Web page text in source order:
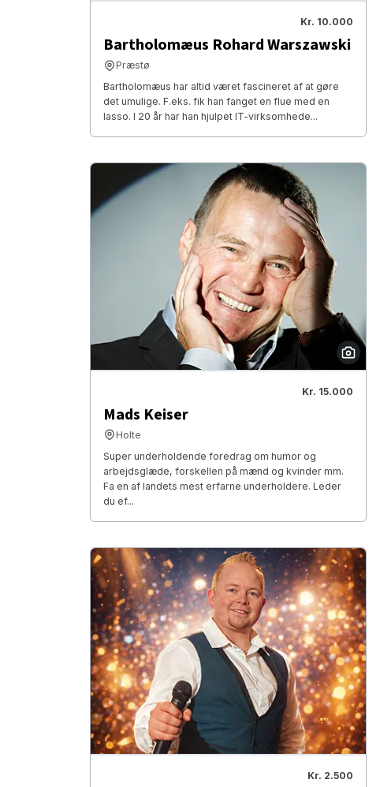
Kr. 10.000
Bartholomæus Rohard Warszawski
Præstø
Bartholomæus har altid været fascineret af at gøre
det umulige. F.eks. fik han fanget en flue med en
lasso. I 20 år har han hjulpet IT-virksomhede...
Kr. 15.000
Mads Keiser
Holte
Super underholdende foredrag om humor og
arbejdsglæde, forskellen på mænd og kvinder mm.
Fa en af landets mest erfarne underholdere. Leder
du ef...
Kr. 2.500